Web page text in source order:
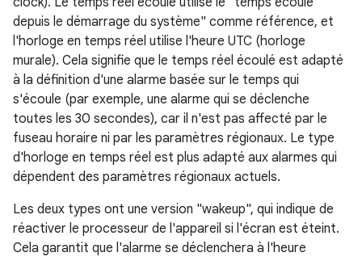
depuis le démarrage du système" comme référence, et
l'horloge en temps réel utilise l'heure UTC (horloge
murale). Cela signifie que le temps réel écoulé est adapté
à la définition d'une alarme basée sur le temps qui
s'écoule (par exemple, une alarme qui se déclenche
toutes les 30 secondes), car il n'est pas affecté par le
fuseau horaire ni par les paramètres régionaux. Le type
d'horloge en temps réel est plus adapté aux alarmes qui
dépendent des paramètres régionaux actuels.
Les deux types ont une version "wakeup", qui indique de
réactiver le processeur de l'appareil si l'écran est éteint.
Cela garantit que l'alarme se déclenchera à l'heure